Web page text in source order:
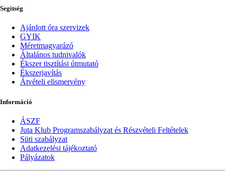
Segítség
Ajánlott óra szervizek
GYIK
Méretmagyarázó
Általános tudnivalók
Ékszer tisztítási útmutató
Ékszerjavítás
Átvételi elismervény
Információ
ÁSZF
Juta Klub Programszabályzat és Részvételi Feltételek
Süti szabályzat
Adatkezelési tájékoztató
Pályázatok